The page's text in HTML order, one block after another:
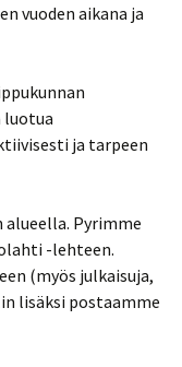
vuoden aikana ja
luotua
ja tarpeen
alueella. Pyrimme
-lehteen.
(myös julkaisuja,
lisäksi postaamme